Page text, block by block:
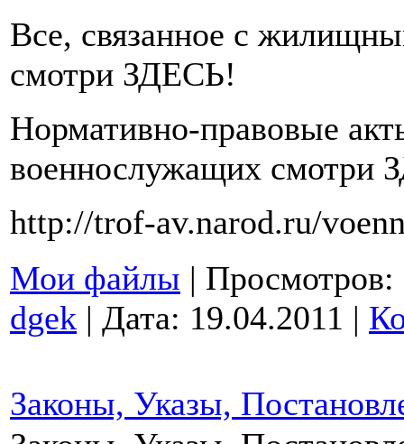
Все, связанное с
смотри ЗДЕСЬ!
Нормативно-правовые
военнослужащих смотри
http://trof-av.narod.ru/
Мои файлы | Просмотров:
dgek | Дата: 19.04.2011 |
Законы, Указы,